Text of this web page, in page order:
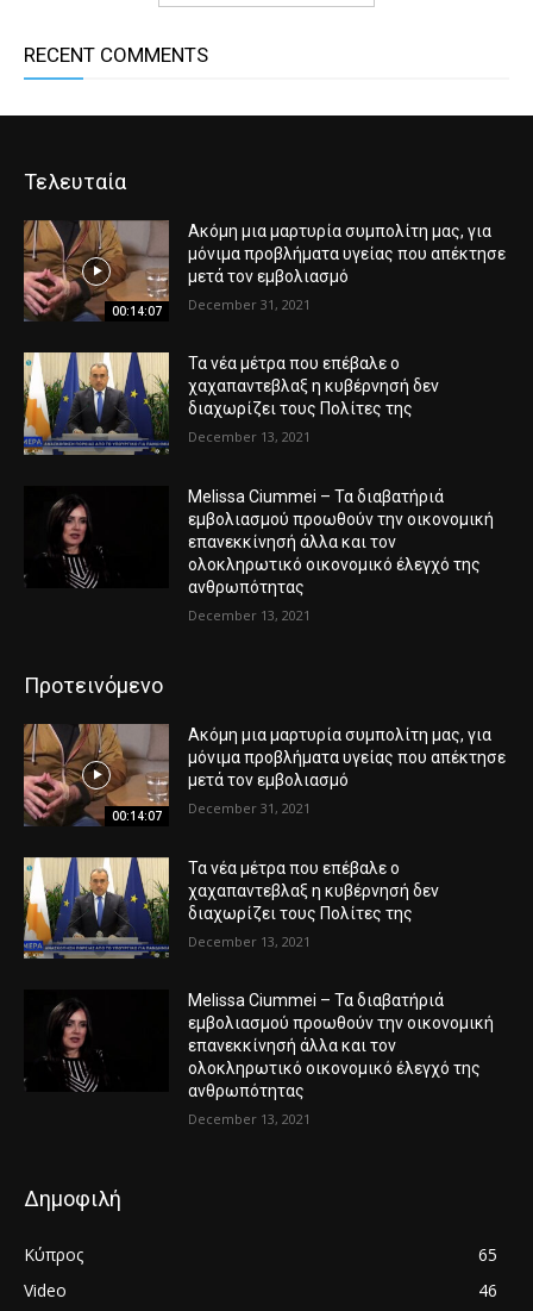
RECENT COMMENTS
Τελευταία
00:14:07
Ακόμη μια μαρτυρία συμπολίτη μας, για
μόνιμα προβλήματα υγείας που απέκτησε
μετά τον εμβολιασμό
December 31, 2021
Τα νέα μέτρα που επέβαλε ο
χαχαπαντεβλαξ η κυβέρνησή δεν
διαχωρίζει τους Πολίτες της
December 13, 2021
Melissa Ciummei – Τα διαβατήριά
εμβολιασμού προωθούν την οικονομική
επανεκκίνησή άλλα και τον
ολοκληρωτικό οικονομικό έλεγχό της
ανθρωπότητας
December 13, 2021
Προτεινόμενο
00:14:07
Ακόμη μια μαρτυρία συμπολίτη μας, για
μόνιμα προβλήματα υγείας που απέκτησε
μετά τον εμβολιασμό
December 31, 2021
Τα νέα μέτρα που επέβαλε ο
χαχαπαντεβλαξ η κυβέρνησή δεν
διαχωρίζει τους Πολίτες της
December 13, 2021
Melissa Ciummei – Τα διαβατήριά
εμβολιασμού προωθούν την οικονομική
επανεκκίνησή άλλα και τον
ολοκληρωτικό οικονομικό έλεγχό της
ανθρωπότητας
December 13, 2021
Δημοφιλή
Κύπρος
65
Video
46